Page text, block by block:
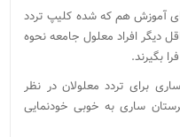
آموزش هم که شده کلیپ تردد
دیگر افراد معلول جامعه نحوه
بگیرند.
برای تردد معلولان در نظر
ساری به خوبی خودنمایی